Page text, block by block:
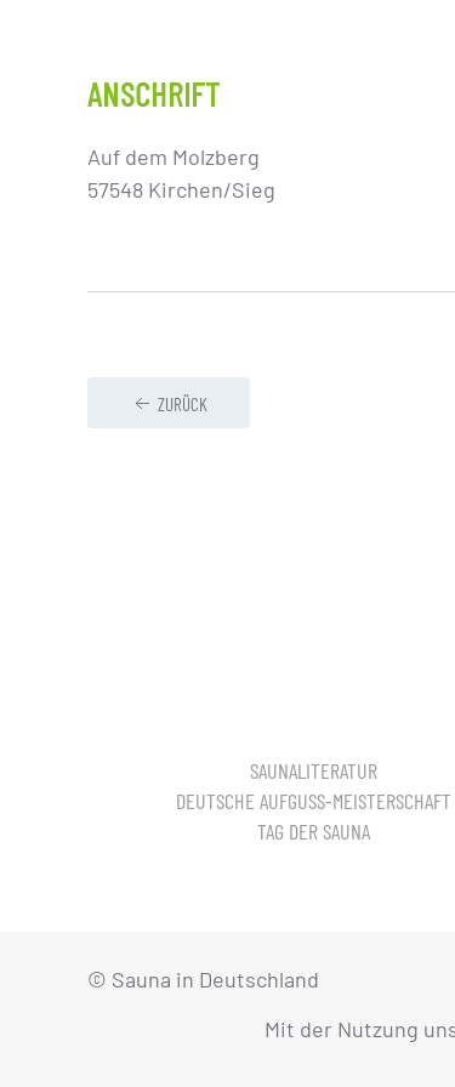
Mit der Nutzung
ANSCHRIFT
Auf dem Molzberg
57548 Kirchen/Sieg
ZURÜCK
SAUNALITERATUR
DEUTSCHE AUFGUSS-MEISTERSCHAFT
TAG DER SAUNA
© Sauna in Deutschland